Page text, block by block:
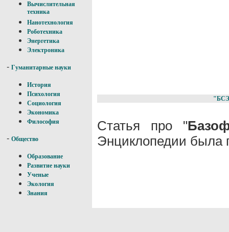
Вычислительная
техника
Нанотехнология
Роботехника
Энергетика
Электроника
- Гуманитарные науки
История
Психология
Социология
Экономика
Философия
- Общество
Образование
Развитие науки
Ученые
Экология
Знания
Статья про "
Энциклопедии была